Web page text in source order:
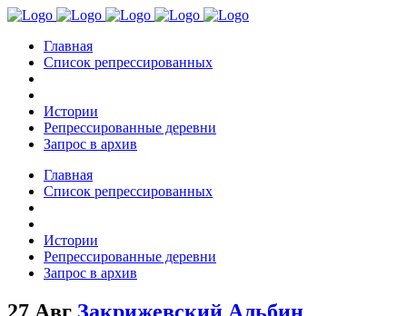
Главная
Список репрессированных
Истории
Репрессированные деревни
Запрос в архив
Главная
Список репрессированных
Истории
Репрессированные деревни
Запрос в архив